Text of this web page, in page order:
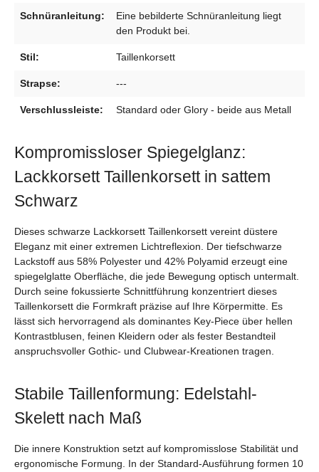
Schnüranleitung:
Eine bebilderte Schnüranleitung liegt
den Produkt bei.
Stil: Taillenkorsett
Strapse: ---
Verschlussleiste: Standard oder Glory - beide aus Metall
Kompromissloser Spiegelglanz:
Lackkorsett Taillenkorsett in sattem
Schwarz
Dieses schwarze Lackkorsett Taillenkorsett vereint düstere
Eleganz mit einer extremen Lichtreflexion. Der tiefschwarze
Lackstoff aus 58% Polyester und 42% Polyamid erzeugt eine
spiegelglatte Oberfläche, die jede Bewegung optisch untermalt.
Durch seine fokussierte Schnittführung konzentriert dieses
Taillenkorsett die Formkraft präzise auf Ihre Körpermitte. Es
lässt sich hervorragend als dominantes Key-Piece über hellen
Kontrastblusen, feinen Kleidern oder als fester Bestandteil
anspruchsvoller Gothic- und Clubwear-Kreationen tragen.
Stabile Taillenformung: Edelstahl-
Skelett nach Maß
Die innere Konstruktion setzt auf kompromisslose Stabilität und
ergonomische Formung. In der Standard-Ausführung formen 10